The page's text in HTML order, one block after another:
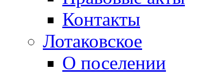
Контакты
Лотаковское
О поселении